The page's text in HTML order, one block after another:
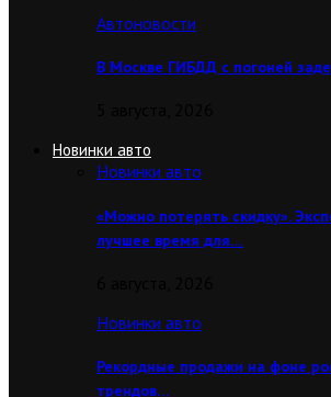
Автоновости
В Москве ГИБДД с погоней
Новинки авто
Новинки авто
«Можно потерять скидку».
лучшее время для…
Новинки авто
Рекордные продажи на фоне
трендов…